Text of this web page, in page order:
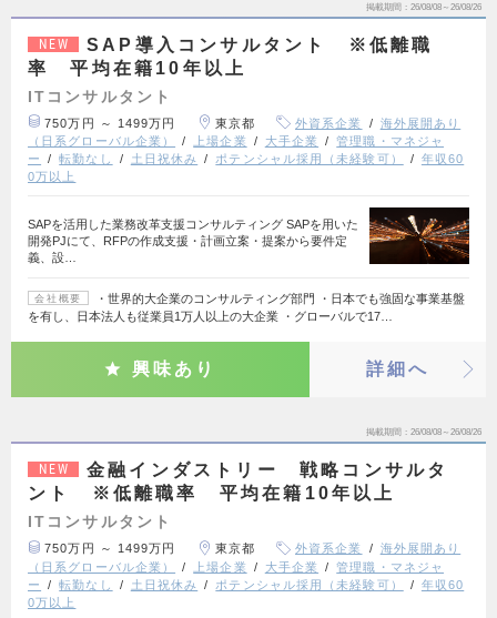
掲載期間 26/08/08～26/08/26
NEW
SAP導入コンサルタント ※低離職
率 平均在籍10年以上
ITコンサルタント
750万円 ～ 1499万円 東京都 外資系企業
海外展開あり
（日系グローバル企業）
上場企業 大手企業
管理職・マネジャ
ー
転勤なし 土日祝休み ポテンシャル採用（未経験可）
年収60
0万以上
SAPを活用した業務改革支援コンサルティング SAPを用いた
開発PJにて、RFPの作成支援・計画立案・提案から要件定
義、設…
会社概要
・世界的大企業のコンサルティング部門 ・日本でも強固な事業基盤
を有し、日本法人も従業員1万人以上の大企業 ・グローバルで17…
興味あり 詳細へ
掲載期間 26/08/08～26/08/26
NEW
金融インダストリー 戦略コンサルタ
ント ※低離職率 平均在籍10年以上
ITコンサルタント
750万円 ～ 1499万円 東京都 外資系企業
海外展開あり
（日系グローバル企業）
上場企業 大手企業
管理職・マネジャ
ー
転勤なし 土日祝休み ポテンシャル採用（未経験可）
年収60
0万以上